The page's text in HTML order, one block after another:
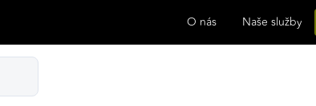
O nás Naše služby